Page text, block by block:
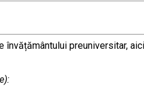
învățământului preuniversitar,